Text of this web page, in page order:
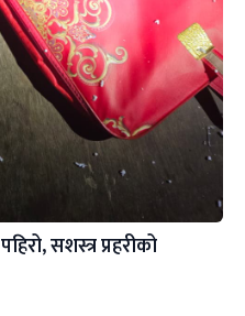
सशस्त्र प्रहरीको